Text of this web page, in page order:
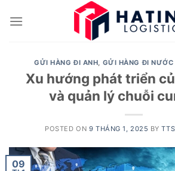
GỬI HÀNG ĐI ANH, GỬI HÀNG ĐI NƯỚC
Xu hướng phát triển
và quản lý chuỗi
POSTED ON 9 THÁNG 1, 2025 BY
09